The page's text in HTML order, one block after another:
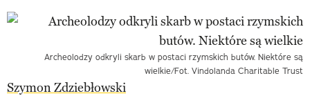
Archeolodzy odkryli skarb w postaci rzymskich butów. Niektóre są
wielkie/Fot. Vindolanda Charitable Trust
Szymon Zdziebłowski